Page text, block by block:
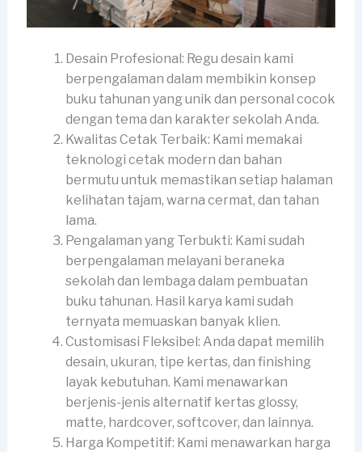
Desain Profesional: Regu desain kami
berpengalaman dalam membikin konsep
buku tahunan yang unik dan personal cocok
dengan tema dan karakter sekolah Anda.
Kwalitas Cetak Terbaik: Kami memakai
teknologi cetak modern dan bahan
bermutu untuk memastikan setiap halaman
kelihatan tajam, warna cermat, dan tahan
lama.
Pengalaman yang Terbukti: Kami sudah
berpengalaman melayani beraneka
sekolah dan lembaga dalam pembuatan
buku tahunan. Hasil karya kami sudah
ternyata memuaskan banyak klien.
Customisasi Fleksibel: Anda dapat memilih
desain, ukuran, tipe kertas, dan finishing
layak kebutuhan. Kami menawarkan
berjenis-jenis alternatif kertas glossy,
matte, hardcover, softcover, dan lainnya.
Harga Kompetitif: Kami menawarkan harga